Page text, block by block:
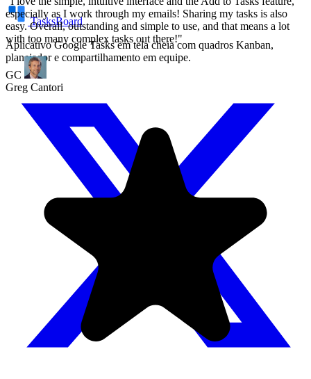
TasksBoard
Aplicativo Google Tasks em tela cheia com quadros Kanban,
planejador e compartilhamento em equipe.